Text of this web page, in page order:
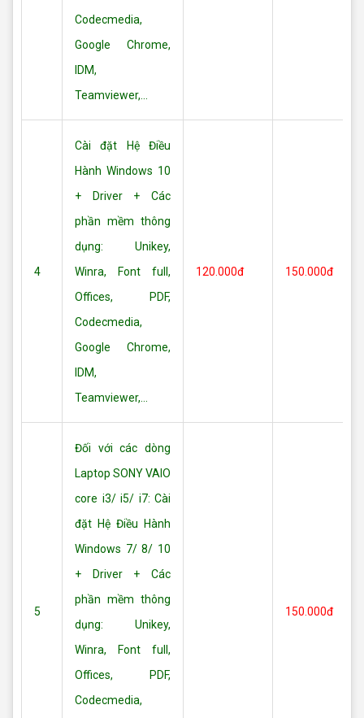
Codecmedia,
Google Chrome,
IDM,
Teamviewer,...
4
Cài đặt Hệ Điều
Hành Windows 10
+ Driver + Các
phần mềm thông
dụng: Unikey,
Winra, Font full,
Offices, PDF,
Codecmedia,
Google Chrome,
IDM,
Teamviewer,...
120.000đ 150.000đ
5
Đối với các dòng
Laptop SONY VAIO
core i3/ i5/ i7: Cài
đặt Hệ Điều Hành
Windows 7/ 8/ 10
+ Driver + Các
phần mềm thông
dụng: Unikey,
Winra, Font full,
Offices, PDF,
Codecmedia,
150.000đ